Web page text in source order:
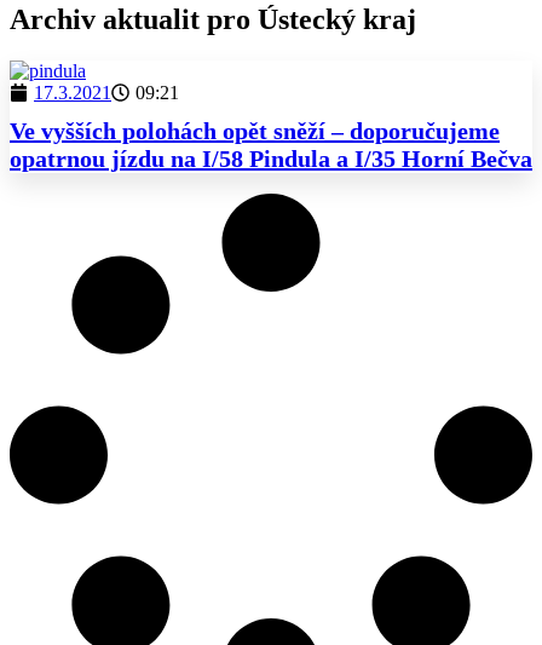
Archiv aktualit pro Ústecký kraj
17.3.2021 09:21
Ve vyšších polohách opět sněží – doporučujeme
opatrnou jízdu na I/58 Pindula a I/35 Horní Bečva